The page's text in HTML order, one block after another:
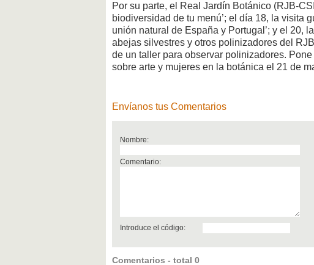
Por su parte, el Real Jardín Botánico (RJB-
biodiversidad de tu menú’; el día 18, la visita
unión natural de España y Portugal’; y el 20,
abejas silvestres y otros polinizadores del
de un taller para observar polinizadores.
sobre arte y mujeres en la botánica el 21 de
Envíanos tus Comentarios
Nombre:
Comentario:
Introduce el código:
Comentarios - total 0